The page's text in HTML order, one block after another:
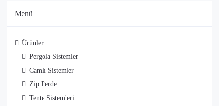
Menü
Ürünler
Pergola Sistemler
Camlı Sistemler
Zip Perde
Tente Sistemleri